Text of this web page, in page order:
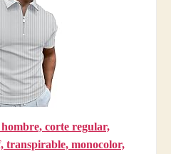
corte regular,
transpirable, monocolor,